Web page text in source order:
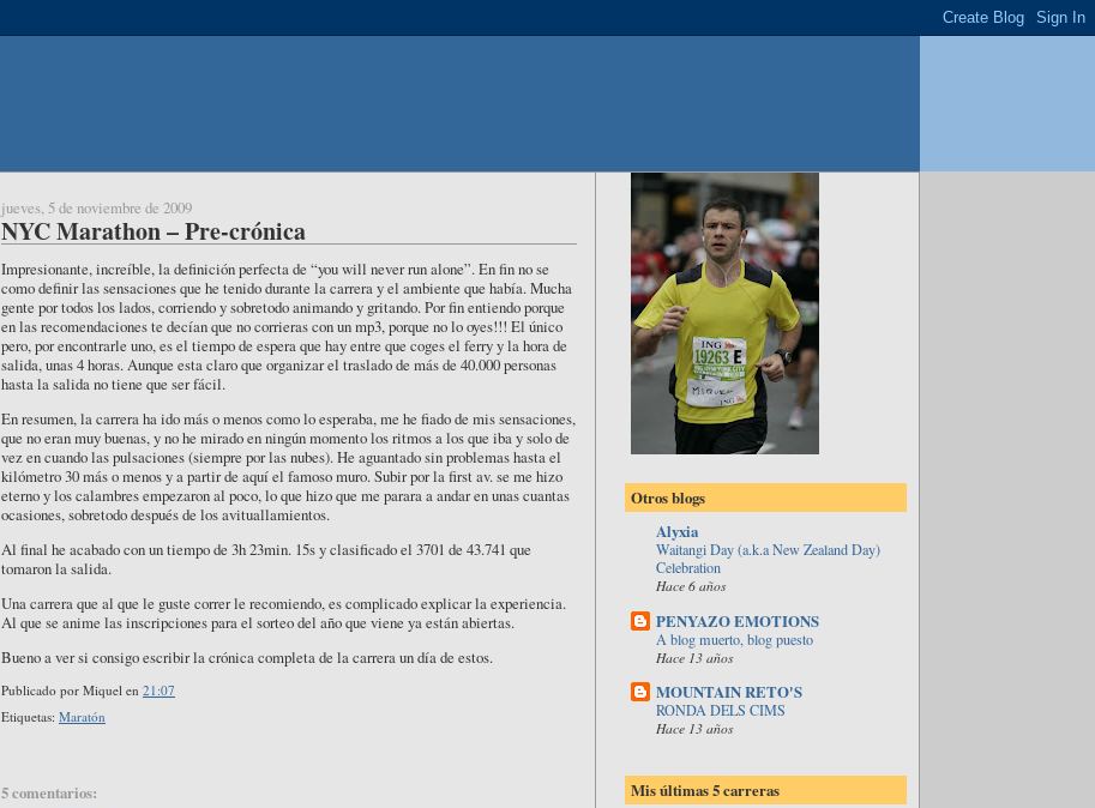
jueves, 5 de noviembre de 2009
NYC Marathon – Pre-crónica
Impresionante, increíble, la definición perfecta de “you will never run alone”. En fin no se
como definir las sensaciones que he tenido durante la carrera y el ambiente que había. Mucha
gente por todos los lados, corriendo y sobretodo animando y gritando. Por fin entiendo porque
en las recomendaciones te decían que no corrieras con un mp3, porque no lo oyes!!! El único
pero, por encontrarle uno, es el tiempo de espera que hay entre que coges el ferry y la hora de
salida, unas 4 horas. Aunque esta claro que organizar el traslado de más de 40.000 personas
hasta la salida no tiene que ser fácil.
En resumen, la carrera ha ido más o menos como lo esperaba, me he fiado de mis sensaciones,
que no eran muy buenas, y no he mirado en ningún momento los ritmos a los que iba y solo de
vez en cuando las pulsaciones (siempre por las nubes). He aguantado sin problemas hasta el
kilómetro 30 más o menos y a partir de aquí el famoso muro. Subir por la first av. se me hizo
eterno y los calambres empezaron al poco, lo que hizo que me parara a andar en unas cuantas
ocasiones, sobretodo después de los avituallamientos.
Al final he acabado con un tiempo de 3h 23min. 15s y clasificado el 3701 de 43.741 que
tomaron la salida.
Una carrera que al que le guste correr le recomiendo, es complicado explicar la experiencia.
Al que se anime las inscripciones para el sorteo del año que viene ya están abiertas.
Bueno a ver si consigo escribir la crónica completa de la carrera un día de estos.
Publicado por Miquel en 21:07
Etiquetas: Maratón
5 comentarios:
Otros blogs
Alyxia
Waitangi Day (a.k.a New Zealand Day)
Celebration
Hace 6 años
PENYAZO EMOTIONS
A blog muerto, blog puesto
Hace 13 años
MOUNTAIN RETO'S
RONDA DELS CIMS
Hace 13 años
Mis últimas 5 carreras